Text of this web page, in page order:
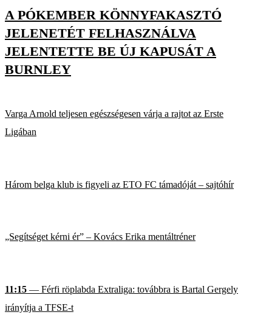
A PÓKEMBER KÖNNYFAKASZTÓ
JELENETÉT FELHASZNÁLVA
JELENTETTE BE ÚJ KAPUSÁT A
BURNLEY
Varga Arnold teljesen egészségesen várja a rajtot az Erste
Ligában
Három belga klub is figyeli az ETO FC támadóját – sajtóhír
„Segítséget kérni ér” – Kovács Erika mentáltréner
11:15 — Férfi röplabda Extraliga: továbbra is Bartal Gergely
irányítja a TFSE-t